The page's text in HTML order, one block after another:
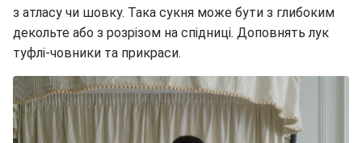
з атласу чи шовку. Така сукня може бути з глибоким
декольте або з розрізом на спідниці. Доповнять лук
туфлі-човники та прикраси.